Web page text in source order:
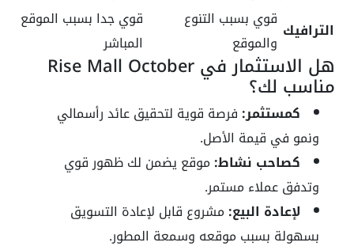
الترافيك قوي بسبب التنوع
والموقع
قوي جدا بسبب الموقع
المباشر
هل الاستثمار في Rise Mall October
مناسب لك؟
كمستثمر: فرصة قوية لتحقيق عائد رأسمالي
ونمو في قيمة الأصل.
كصاحب نشاط: موقع يضمن لك ظهور قوي
وتدفق عملاء مستمر.
لإعادة البيع: مشروع قابل لإعادة التسويق
بسهولة بسبب موقعه وسمعة المطور.